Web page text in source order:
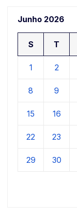
Junho 2026
S T
1 2
8 9
15 16
22 23
29 30